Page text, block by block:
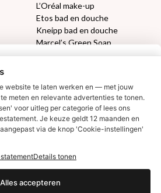
L’Oréal make-up
Etos bad en douche
Kneipp bad en douche
Marcel’s Green Soap
Oral-B
DETOXEN
Always
Libresse
Gliss Kur
Etos billendoekjes
website te laten werken en — met jouw
meten en relevante advertenties te tonen.
voor uitleg per categorie of lees ons
Je keuze geldt 12 maanden en
via de knop 'Cookie-instellingen'
Details tonen
Alles accepteren
korting?
ik wil korting